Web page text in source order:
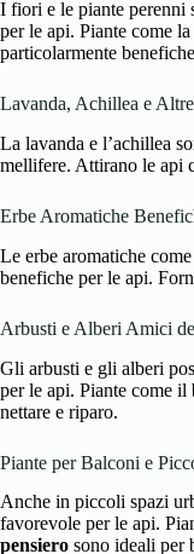
I fiori e le piante perenni
per le api. Piante come la
particolarmente
Lavanda, Achillea e
La lavanda e l’achillea
mellifere. Attirano le api
Erbe Aromatiche
Le erbe aromatiche
benefiche per le api.
Arbusti e Alberi Amici
Gli arbusti e gli alberi
per le api. Piante come il
nettare e riparo.
Piante per Balconi e
Anche in piccoli spazi
favorevole per le api.
pensiero sono ideali per